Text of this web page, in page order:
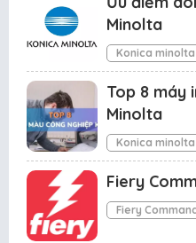
Minolta
Konica minolta
Top 8 máy
Minolta
Konica minolta
Fiery
Fiery